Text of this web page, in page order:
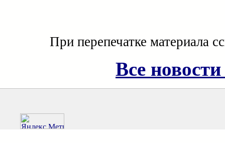
При перепечатке материала
Все